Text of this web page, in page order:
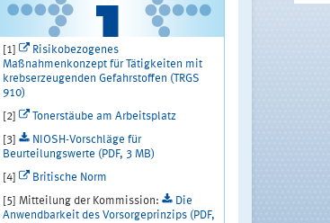
[1]
Risikobezogenes
Maßnahmenkonzept für Tätigkeiten mit
krebserzeugenden Gefahrstoffen (TRGS
910)
[2]
Tonerstäube am Arbeitsplatz
[3]
NIOSH-Vorschläge für
Beurteilungswerte (PDF, 3 MB)
[4]
Britische Norm
[5] Mitteilung der Kommission:
Die
Anwendbarkeit des Vorsorgeprinzips (PDF,